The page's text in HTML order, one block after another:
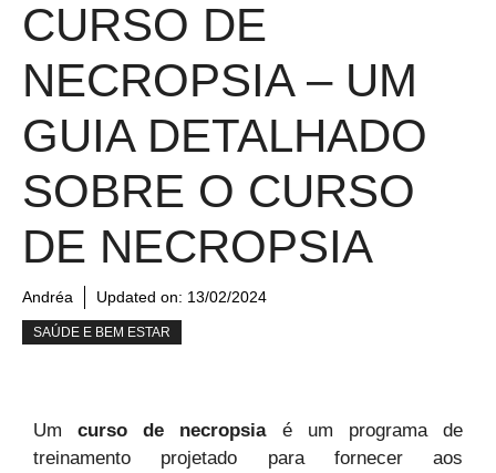
CURSO DE
NECROPSIA – UM
GUIA DETALHADO
SOBRE O CURSO
DE NECROPSIA
Andréa Updated on: 13/02/2024
SAÚDE E BEM ESTAR
Umcurso de necropsiaé um programa de
treinamento projetado para fornecer aos